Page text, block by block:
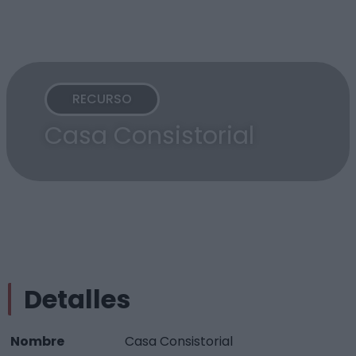
RECURSO
Casa Consistorial
Detalles
Nombre
Casa Consistorial